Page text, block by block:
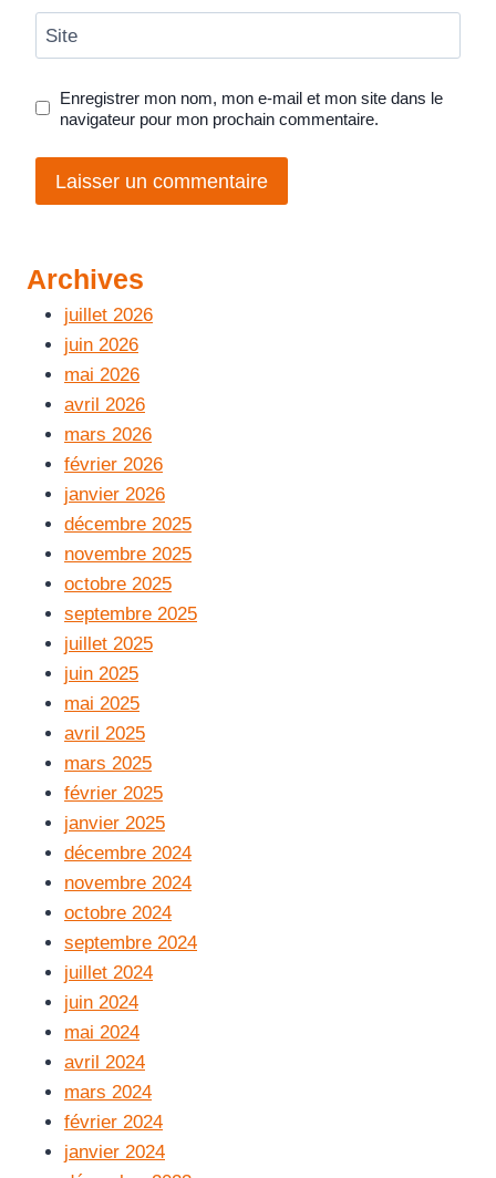
Site
Enregistrer mon nom, mon e-mail et mon site dans le
navigateur pour mon prochain commentaire.
Archives
juillet 2026
juin 2026
mai 2026
avril 2026
mars 2026
février 2026
janvier 2026
décembre 2025
novembre 2025
octobre 2025
septembre 2025
juillet 2025
juin 2025
mai 2025
avril 2025
mars 2025
février 2025
janvier 2025
décembre 2024
novembre 2024
octobre 2024
septembre 2024
juillet 2024
juin 2024
mai 2024
avril 2024
mars 2024
février 2024
janvier 2024